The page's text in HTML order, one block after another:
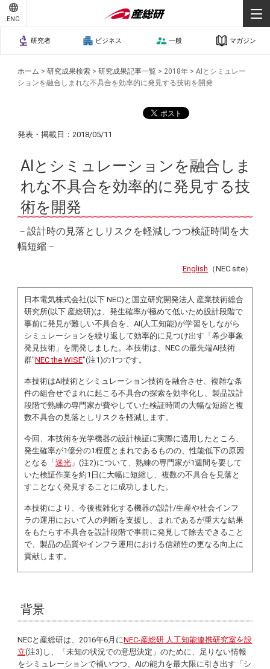
ENG
研究者 ビジネス 一般 マガジン
ホーム >研究成果検索 >研究成果記事一覧 > 2018年 >AIとシミュレー
ションを融合しまれな不具合を効率的に発見する技術を開発
発表・掲載日：2018/05/11
AIとシミュレーションを融合しま
れな不具合を効率的に発見する技
術を開発
－設計時の見落としリスクを軽減しつつ検証時間を大
幅短縮－
English （NEC site）
日本電気株式会社(以下 NEC)と国立研究開発法人 産業技術総合
研究所(以下 産総研)は、発生確率が極めて低いため設計段階で
事前に発見が難しい不具合を、AI(人工知能)が学習をしながら
シミュレーションを繰り返して効率的に見つけ出す「希少事象
発見技術」を開発しました。本技術は、NEC の最先端AI技術
群"NEC the WISE"(注1)の1つです。
本技術はAI技術とシミュレーション技術を融合させ、複雑な条
件の組合せでまれに起こる不具合の探索を効率化し、製品設計
段階で熟練の専門家が費やしていた検証時間の大幅な短縮と複
数不具合の見落としリスクを軽減します。
今回、本技術を光学機器の設計検証に実際に適用したところ、
発生確率が1億分の1程度とまれであるものの、性能低下の原因
となる「迷光 」(注2)について、熟練の専門家が1週間を要して
いた検証作業を約1日に大幅に短縮し、複数の不具合を見落と
すことなく発見することに成功しました。
本技術により、今後複雑化する機器の設計/生産や社会インフ
ラの運用において人の判断を支援し、まれであるが重大な結果
をもたらす不具合を設計段階で事前に発見して除去できること
で、製品の品質やインフラ運用における信頼性の更なる向上に
貢献します。
背景
NECと産総研は、2016年6月にNEC-産総研 人工知能連携研究室を設
立(注3)し、「未知の状況での意思決定」のために、足りない情報
をシミュレーションで補いつつ、AIの能力を最大限に引き出す「シ